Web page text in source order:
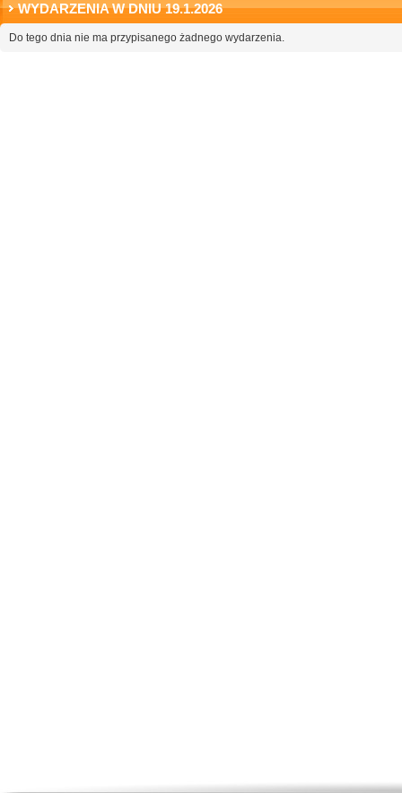
WYDARZENIA W DNIU 19.1.2026
Do tego dnia nie ma przypisanego żadnego wydarzenia.